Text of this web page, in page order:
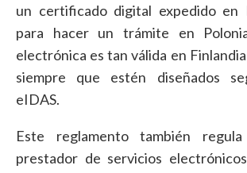
un certificado digital expedido en
para hacer un trámite en
electrónica es tan válida en
siempre que estén diseñados
eIDAS.
Este reglamento también
prestador de servicios